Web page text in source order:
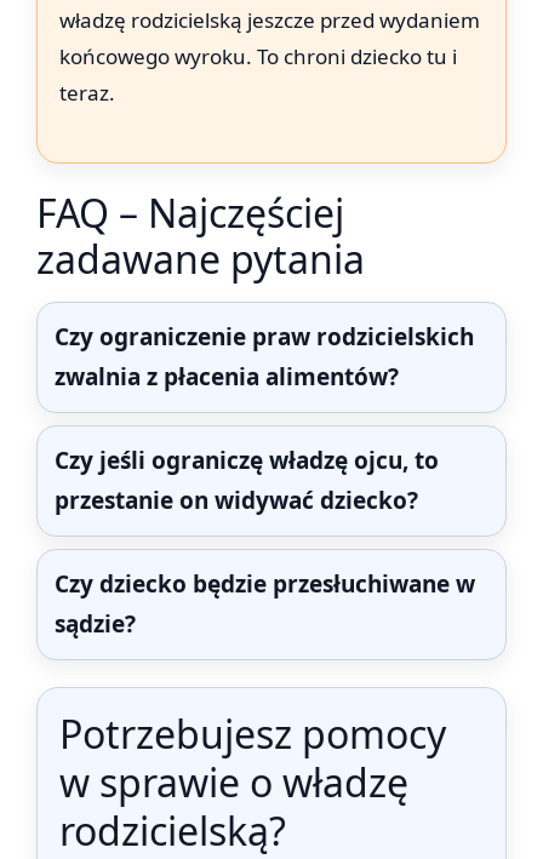
władzę rodzicielską jeszcze przed wydaniem
końcowego wyroku. To chroni dziecko tu i
teraz.
FAQ – Najczęściej
zadawane pytania
Czy ograniczenie praw rodzicielskich
zwalnia z płacenia alimentów?
Czy jeśli ograniczę władzę ojcu, to
przestanie on widywać dziecko?
Czy dziecko będzie przesłuchiwane w
sądzie?
Potrzebujesz pomocy
w sprawie o władzę
rodzicielską?